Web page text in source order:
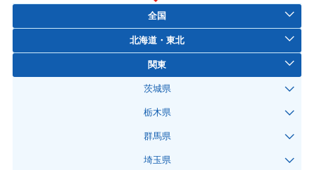
全国
北海道・東北
関東
茨城県
栃木県
群馬県
埼玉県